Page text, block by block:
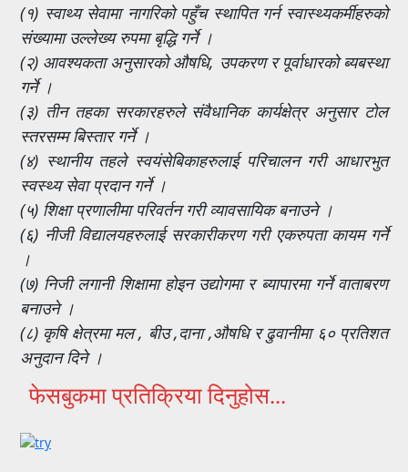
(१) स्वाथ्य सेवामा नागरिको पहुँच स्थापित गर्न स्वास्थ्यकर्मीहरुको
संख्यामा उल्लेख्य रुपमा बृद्धि गर्ने ।
(२) आवश्यकता अनुसारको औषधि, उपकरण र पूर्वाधारको ब्यबस्था
गर्ने ।
(३) तीन तहका सरकारहरुले संवैधानिक कार्यक्षेत्र अनुसार टोल
स्तरसम्म बिस्तार गर्ने ।
(४) स्थानीय तहले स्वयंसेबिकाहरुलाई परिचालन गरी आधारभुत
स्वस्थ्य सेवा प्रदान गर्ने ।
(५) शिक्षा प्रणालीमा परिवर्तन गरी व्यावसायिक बनाउने ।
(६) नीजी विद्यालयहरुलाई सरकारीकरण गरी एकरुपता कायम गर्ने
।
(७) निजी लगानी शिक्षामा होइन उद्योगमा र ब्यापारमा गर्ने वाताबरण
बनाउने ।
(८) कृषि क्षेत्रमा मल , बीउ ,दाना ,औषधि र ढुवानीमा ६० प्रतिशत
अनुदान दिने ।
फेसबुकमा प्रतिक्रिया दिनुहोस...